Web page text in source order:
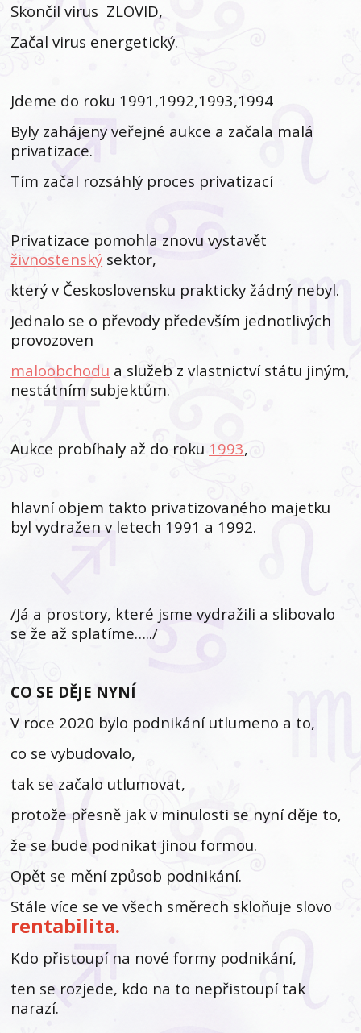
Skončil virus ZLOVID,
Začal virus energetický.
Jdeme do roku 1991,1992,1993,1994
Byly zahájeny veřejné aukce a začala malá
privatizace.
Tím začal rozsáhlý proces privatizací
Privatizace pomohla znovu vystavět
živnostenský sektor,
který v Československu prakticky žádný nebyl.
Jednalo se o převody především jednotlivých
provozoven
maloobchodu a služeb z vlastnictví státu jiným,
nestátním subjektům.
Aukce probíhaly až do roku 1993,
hlavní objem takto privatizovaného majetku
byl vydražen v letech 1991 a 1992.
/Já a prostory, které jsme vydražili a slibovalo
se že až splatíme…../
CO SE DĚJE NYNÍ
V roce 2020 bylo podnikání utlumeno a to,
co se vybudovalo,
tak se začalo utlumovat,
protože přesně jak v minulosti se nyní děje to,
že se bude podnikat jinou formou.
Opět se mění způsob podnikání.
Stále více se ve všech směrech skloňuje slovo
rentabilita.
Kdo přistoupí na nové formy podnikání,
ten se rozjede, kdo na to nepřistoupí tak
narazí.